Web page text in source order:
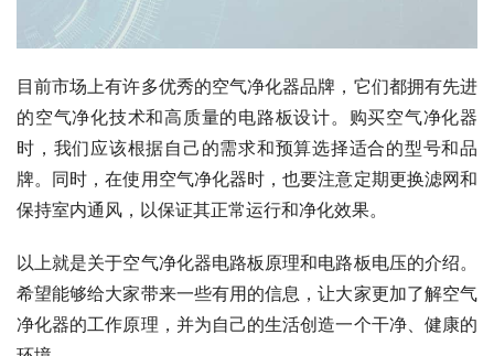
目前市场上有许多优秀的空气净化器品牌，它们都拥有先进
的空气净化技术和高质量的电路板设计。购买空气净化器
时，我们应该根据自己的需求和预算选择适合的型号和品
牌。同时，在使用空气净化器时，也要注意定期更换滤网和
保持室内通风，以保证其正常运行和净化效果。
以上就是关于空气净化器电路板原理和电路板电压的介绍。
希望能够给大家带来一些有用的信息，让大家更加了解空气
净化器的工作原理，并为自己的生活创造一个干净、健康的